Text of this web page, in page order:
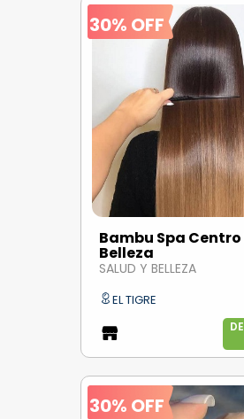
30% OFF
Bambu Spa Centro
Belleza
SALUD Y BELLEZA
EL TIGRE
30% OFF